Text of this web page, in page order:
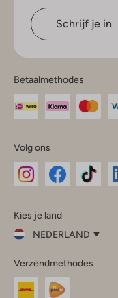
Schrijf je in
Betaalmethodes
Volg ons
InstagramFacebook
Kies je land
NEDERLAND
je
land
Verzendmethodes